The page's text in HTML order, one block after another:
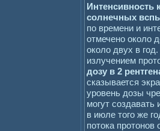
Интенсивность
солнечных
по времени и
отмечено около
около двух в
излучением
дозу в 2
сказывается
уровень дозы
могут создавать
в июле того же
потока